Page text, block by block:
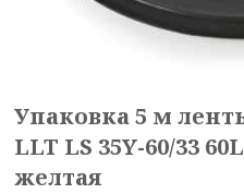
Упаковка 5 м
LLT LS 35Y-60/33
желтая